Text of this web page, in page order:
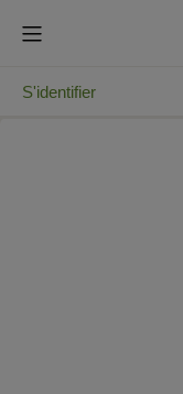
S'identifier